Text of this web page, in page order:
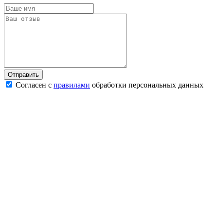
Согласен с правилами обработки персональных данных